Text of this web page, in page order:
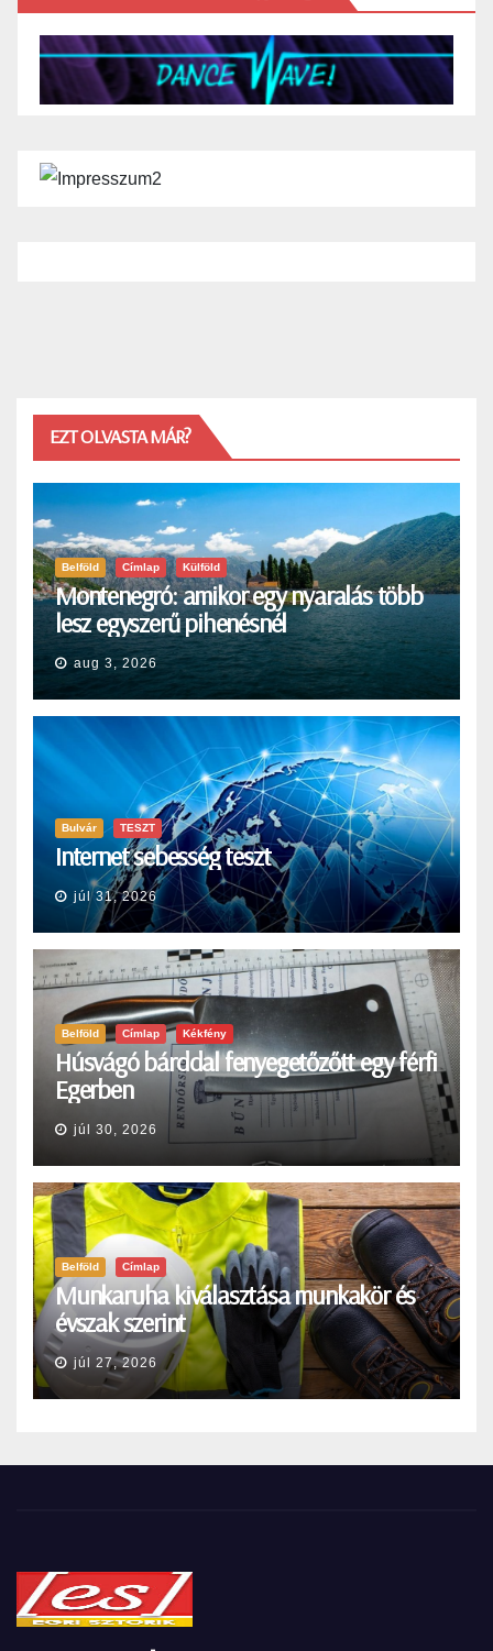
EZT OLVASTA MÁR?
Belföld Címlap Külföld
Montenegró: amikor egy nyaralás több
lesz egyszerű pihenésnél
aug 3, 2026
Bulvár TESZT
Internet sebesség teszt
júl 31, 2026
Belföld Címlap Kékfény
Húsvágó bárddal fenyegetőzőtt egy férfi
Egerben
júl 30, 2026
Belföld Címlap
Munkaruha kiválasztása munkakör és
évszak szerint
júl 27, 2026